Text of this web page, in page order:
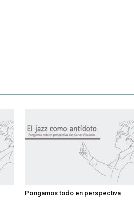
Pongamos todo en perspectiva